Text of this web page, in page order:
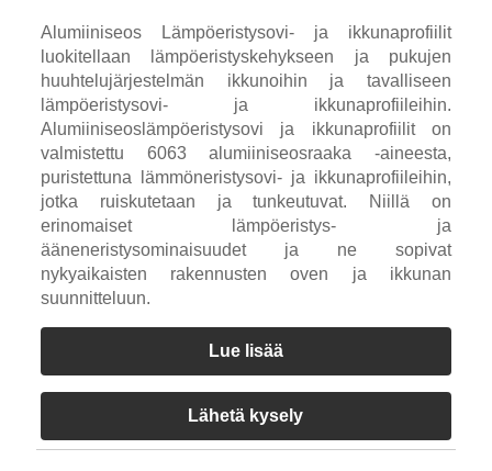
Alumiiniseos Lämpöeristysovi- ja ikkunaprofiilit
luokitellaan lämpöeristyskehykseen ja pukujen
huuhtelujärjestelmän ikkunoihin ja tavalliseen
lämpöeristysovi- ja ikkunaprofiileihin.
Alumiiniseoslämpöeristysovi ja ikkunaprofiilit on
valmistettu 6063 alumiiniseosraaka -aineesta,
puristettuna lämmöneristysovi- ja ikkunaprofiileihin,
jotka ruiskutetaan ja tunkeutuvat. Niillä on
erinomaiset lämpöeristys- ja
ääneneristysominaisuudet ja ne sopivat
nykyaikaisten rakennusten oven ja ikkunan
suunnitteluun.
Lue lisää
Lähetä kysely